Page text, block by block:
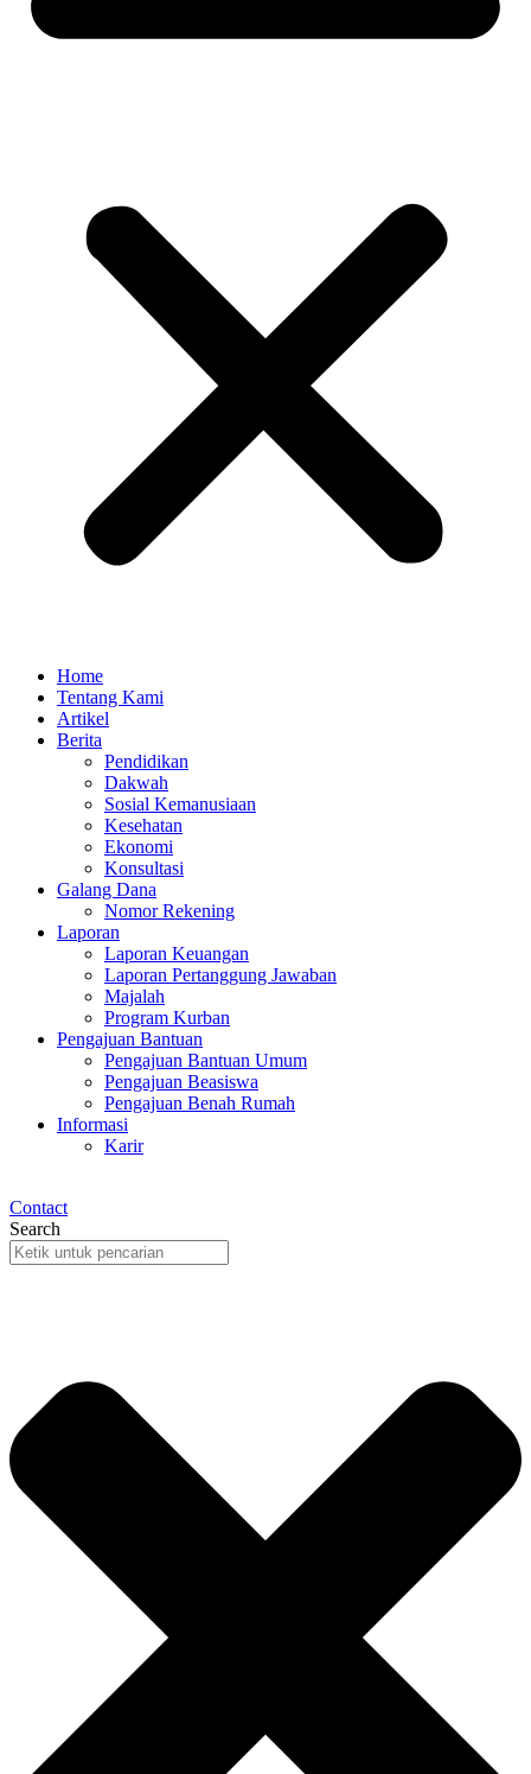
Home
Tentang Kami
Artikel
Berita
Pendidikan
Dakwah
Sosial Kemanusiaan
Kesehatan
Ekonomi
Konsultasi
Galang Dana
Nomor Rekening
Laporan
Laporan Keuangan
Laporan Pertanggung Jawaban
Majalah
Program Kurban
Pengajuan Bantuan
Pengajuan Bantuan Umum
Pengajuan Beasiswa
Pengajuan Benah Rumah
Informasi
Karir
Contact
Search